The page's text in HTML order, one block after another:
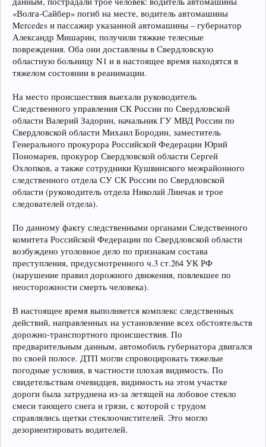
«Волга-Сайбер» погиб на месте, водитель автомашины
Mercedes и пассажир указанной автомашины – губернатор
Александр Мишарин, получили тяжкие телесные
повреждения. Оба они доставлены в Свердловскую
областную больницу N1 и в настоящее время находятся в
тяжелом состоянии в реанимации.
На место происшествия выехали руководитель
Следственного управления СК России по Свердловской
области Валерий Задорин, начальник ГУ МВД России по
Свердловской области Михаил Бородин, заместитель
Генерального прокурора Российской Федерации Юрий
Пономарев, прокурор Свердловской области Сергей
Охлопков, а также сотрудники Кушвинского межрайонного
следственного отдела СУ СК России по Свердловской
области (руководитель отдела Николай Линчак и трое
следователей отдела).
По данному факту следственными органами Следственного
комитета Российской Федерации по Свердловской области
возбуждено уголовное дело по признакам состава
преступления, предусмотренного ч.3 ст.264 УК РФ
(нарушение правил дорожного движения, повлекшее по
неосторожности смерть человека).
В настоящее время выполняется комплекс следственных
действий, направленных на установление всех обстоятельств
дорожно-транспортного происшествия. По
предварительным данным, автомобиль губернатора двигался
по своей полосе. ДТП могли спровоцировать тяжелые
погодные условия, в частности плохая видимость. По
свидетельствам очевидцев, видимость на этом участке
дороги была затруднена из-за летящей на лобовое стекло
смеси тающего снега и грязи, с которой с трудом
справлялись щетки стеклоочистителей. Это могло
дезориентировать водителей.